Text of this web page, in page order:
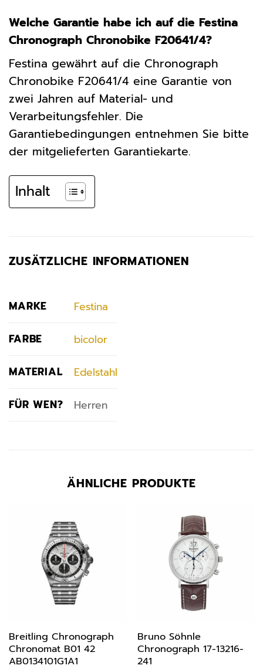
Welche Garantie habe ich auf die Festina
Chronograph Chronobike F20641/4?
Festina gewährt auf die Chronograph
Chronobike F20641/4 eine Garantie von
zwei Jahren auf Material- und
Verarbeitungsfehler. Die
Garantiebedingungen entnehmen Sie bitte
der mitgelieferten Garantiekarte.
Inhalt
ZUSÄTZLICHE INFORMATIONEN
MARKE Festina
FARBE bicolor
MATERIAL Edelstahl
FÜR WEN? Herren
ÄHNLICHE PRODUKTE
Breitling Chronograph
Chronomat B01 42
AB0134101G1A1
Bruno Söhnle
Chronograph 17-13216-
241